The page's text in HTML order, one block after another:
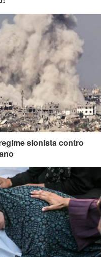
sionista contro